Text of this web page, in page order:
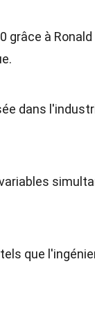
grâce à
dans
que